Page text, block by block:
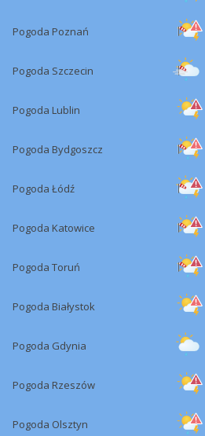
Pogoda Poznań
Pogoda Szczecin
Pogoda Lublin
Pogoda Bydgoszcz
Pogoda Łódź
Pogoda Katowice
Pogoda Toruń
Pogoda Białystok
Pogoda Gdynia
Pogoda Rzeszów
Pogoda Olsztyn